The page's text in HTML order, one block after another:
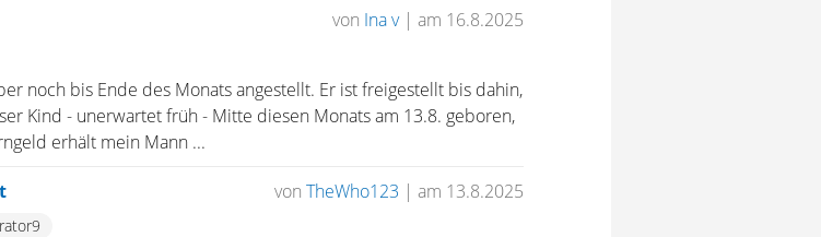
von Ina v | am 16.8.2025
noch bis Ende des Monats angestellt. Er ist freigestellt bis dahin,
Kind - unerwartet früh - Mitte diesen Monats am 13.8. geboren,
erhält mein Mann ...
von TheWho123 | am 13.8.2025